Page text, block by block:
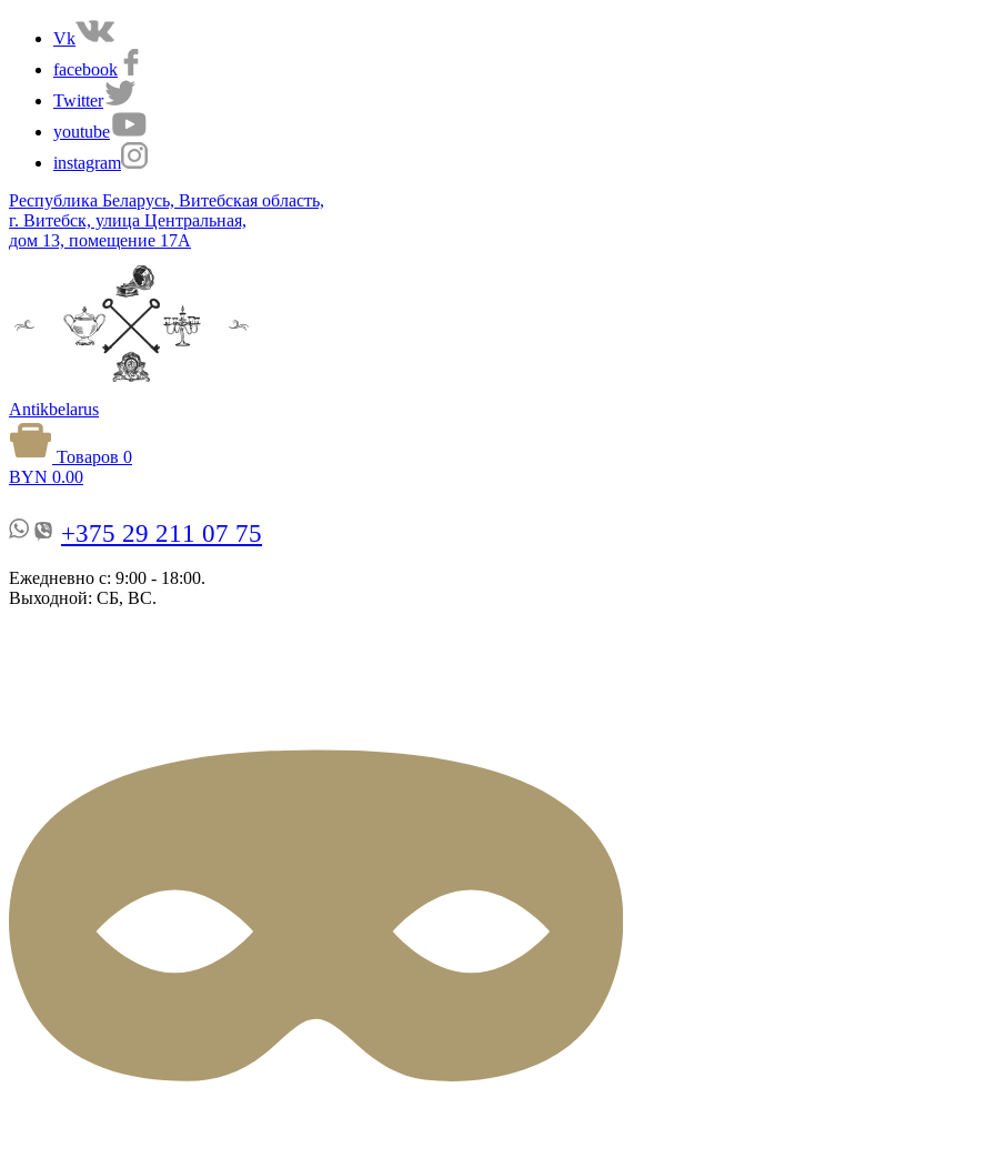
Vk
facebook
Twitter
youtube
instagram
Республика Беларусь, Витебская область,
г. Витебск, улица Центральная,
дом 13, помещение 17А
Antikbelarus
Товаров 0
BYN 0.00
+375 29 211 07 75
Ежедневно с: 9:00 - 18:00.
Выходной: СБ, ВС.